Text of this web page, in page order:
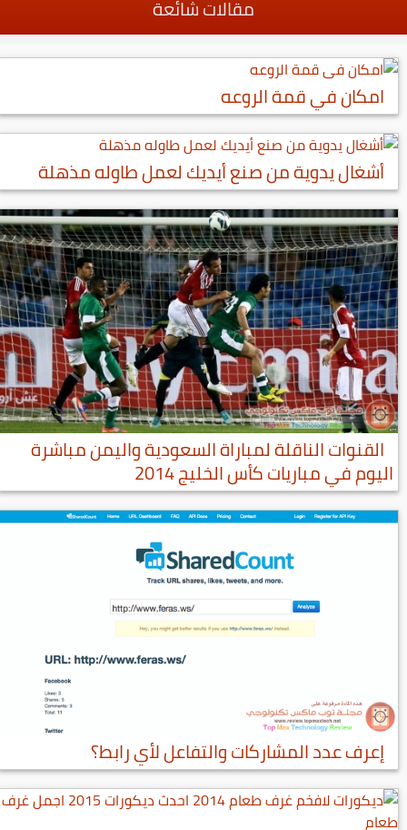
مقالات شائعة
امكان في قمة الروعه
أشغال يدوية من صنع أيديك لعمل طاوله مذهلة
القنوات الناقلة لمباراة السعودية واليمن مباشرة
اليوم في مباريات كأس الخليج 2014
إعرف عدد المشاركات والتفاعل لأي رابط؟